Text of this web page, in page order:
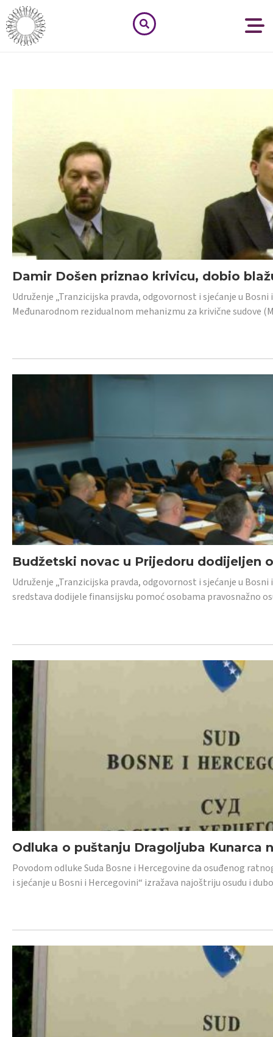
Damir Došen priznao krivicu, dobio
Udruženje „Tranzicijska pravda, odgovornost i sjećanje u
Međunarodnom rezidualnom mehanizmu za krivične sudove
Budžetski novac u Prijedoru dodijeljen
Udruženje „Tranzicijska pravda, odgovornost i sjećanje u
sredstava dodijele finansijsku pomoć osobama pravosnažno
Odluka o puštanju Dragoljuba Kunarca
Povodom odluke Suda Bosne i Hercegovine da osuđenog
i sjećanje u Bosni i Hercegovini“ izražava najoštriju osudu i